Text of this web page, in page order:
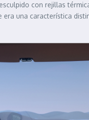
con rejillas
una característica